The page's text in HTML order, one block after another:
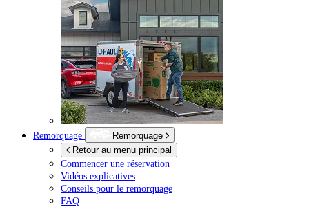
Remorquage
Remorquage
Retour au menu principal
Commencer une réservation
Vidéos explicatives
Conseils pour le remorquage
FAQ